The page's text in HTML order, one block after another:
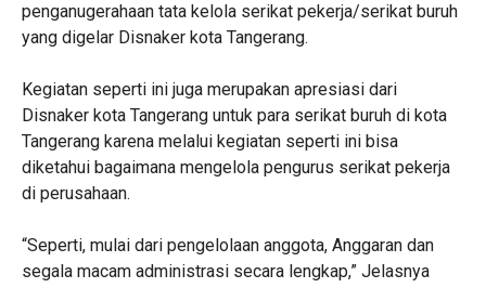
penganugerahaan tata kelola serikat pekerja/serikat buruh
yang digelar Disnaker kota Tangerang.
‎Kegiatan seperti ini juga merupakan apresiasi dari
Disnaker kota Tangerang untuk para serikat buruh di kota
Tangerang karena melalui kegiatan seperti ini bisa
diketahui bagaimana mengelola pengurus serikat pekerja
di perusahaan.
“‎Seperti, mulai dari pengelolaan anggota, Anggaran dan
segala macam administrasi secara lengkap,” Jelasnya